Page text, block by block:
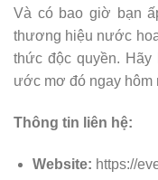
Và có bao giờ bạn
thương hiệu nước
thức độc quyền.
ước mơ đó ngay hôm
Thông tin liên hệ:
Website: https://